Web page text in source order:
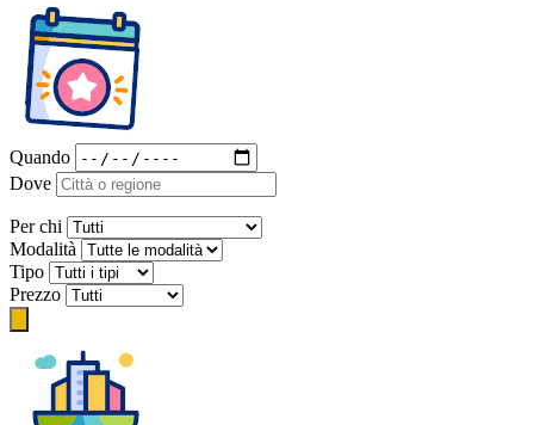
Quando
Dove
Per chi
Modalità
Tipo
Prezzo